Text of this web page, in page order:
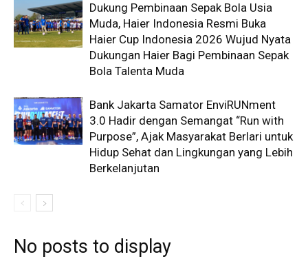
Dukung Pembinaan Sepak Bola Usia
Muda, Haier Indonesia Resmi Buka
Haier Cup Indonesia 2026 Wujud Nyata
Dukungan Haier Bagi Pembinaan Sepak
Bola Talenta Muda
Bank Jakarta Samator EnviRUNment
3.0 Hadir dengan Semangat “Run with
Purpose”, Ajak Masyarakat Berlari untuk
Hidup Sehat dan Lingkungan yang Lebih
Berkelanjutan
No posts to display